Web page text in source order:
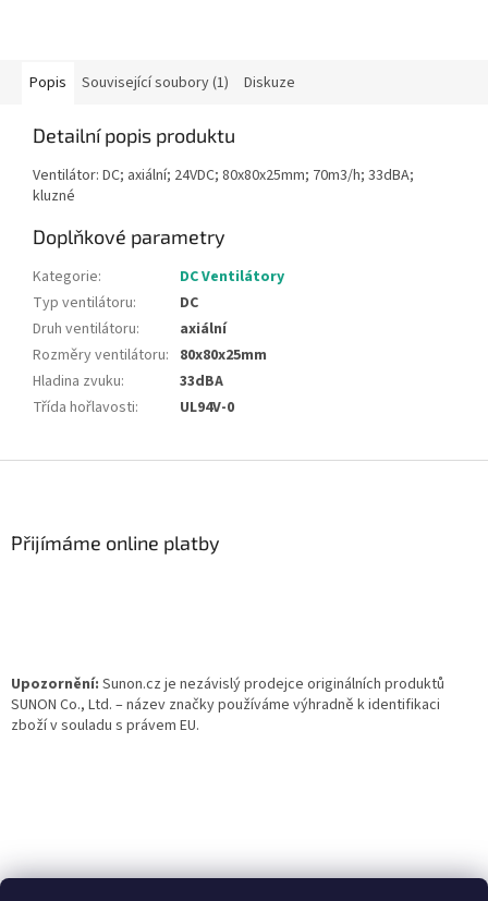
Popis Související soubory (1) Diskuze
Detailní popis produktu
Ventilátor: DC; axiální; 24VDC; 80x80x25mm; 70m3/h; 33dBA;
kluzné
Doplňkové parametry
Kategorie:
DC Ventilátory
Typ ventilátoru:
DC
Druh ventilátoru:
axiální
Rozměry ventilátoru: 80x80x25mm
Hladina zvuku:
33dBA
Třída hořlavosti: UL94V-0
Přijímáme online platby
Upozornění: Sunon.cz je nezávislý prodejce originálních produktů
SUNON Co., Ltd. – název značky používáme výhradně k identifikaci
zboží v souladu s právem EU.